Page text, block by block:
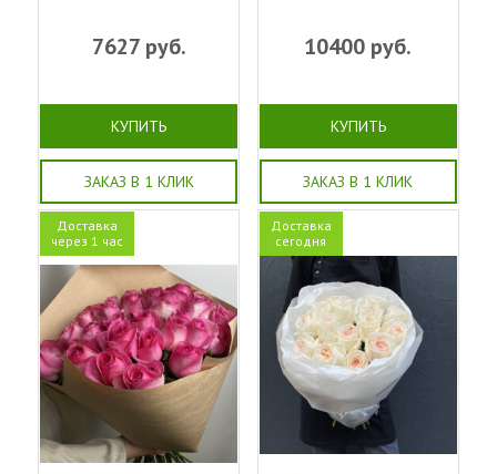
7627руб.
КУПИТЬ
ЗАКАЗ В 1 КЛИК
10400 руб.
КУПИТЬ
ЗАКАЗ В 1 КЛИК
Доставка
через 1 час
Доставка
сегодня